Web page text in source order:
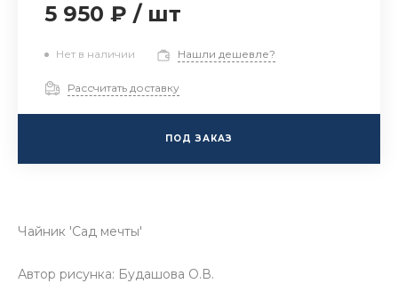
5 950 ₽ / шт
Нет в наличии Нашли дешевле?
Рассчитать доставку
ПОД ЗАКАЗ
Чайник 'Сад мечты'
Автор рисунка: Будашова О.В.